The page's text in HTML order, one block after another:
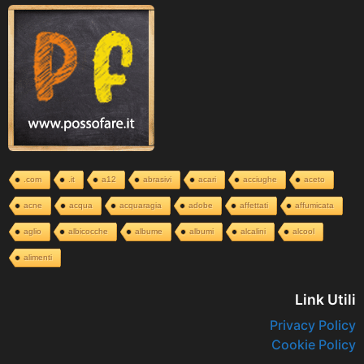
.com .it a12 abrasivi acari acciughe aceto
acne acqua acquaragia adobe affettati affumicata
aglio albicocche albume albumi alcalini alcool
alimenti
Link Utili
Privacy Policy
Cookie Policy